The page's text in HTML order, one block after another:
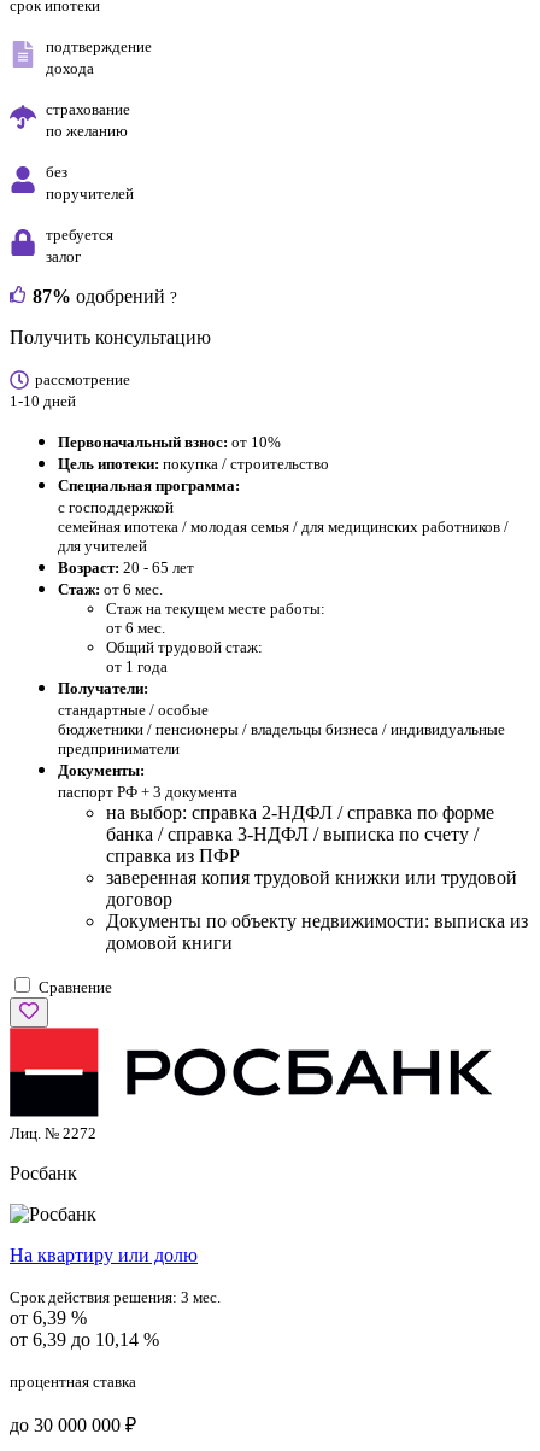
срок ипотеки
подтверждение
дохода
страхование
по желанию
без
поручителей
требуется
залог
87% одобрений ?
Получить консультацию
рассмотрение
1-10 дней
Первоначальный взнос: от 10%
Цель ипотеки: покупка / строительство
Специальная программа:
с господдержкой
семейная ипотека / молодая семья / для медицинских работников /
для учителей
Возраст: 20 - 65 лет
Стаж: от 6 мес.
Стаж на текущем месте работы:
от 6 мес.
Общий трудовой стаж:
от 1 года
Получатели:
стандартные / особые
бюджетники / пенсионеры / владельцы бизнеса / индивидуальные
предприниматели
Документы:
паспорт РФ + 3 документа
на выбор: справка 2-НДФЛ / справка по форме
банка / справка 3-НДФЛ / выписка по счету /
справка из ПФР
заверенная копия трудовой книжки или трудовой
договор
Документы по объекту недвижимости: выписка из
домовой книги
Сравнение
Лиц. № 2272
Росбанк
На квартиру или долю
Срок действия решения: 3 мес.
от 6,39 %
от 6,39 до 10,14 %
процентная ставка
до 30 000 000 ₽